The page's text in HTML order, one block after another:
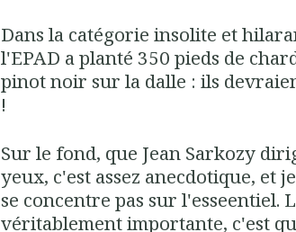
Dans la catégorie insolite et
l'EPAD a planté 350 pieds de
pinot noir sur la dalle : ils
!
Sur le fond, que Jean Sarkozy
yeux, c'est assez anecdotique, et
se concentre pas sur l'esseentiel.
véritablement importante, c'est